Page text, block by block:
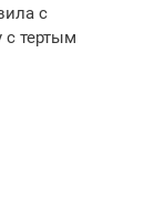
с
тертым